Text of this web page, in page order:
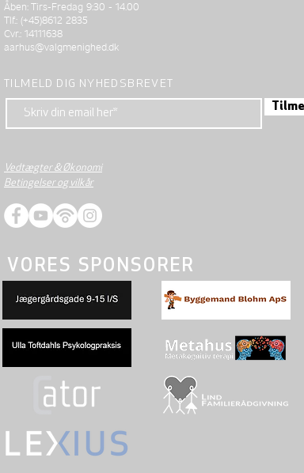
Åben: Tirs-Fredag 9:30 - 14.00
Tlf.: (+45)8612 2835
Cvr.: 14111638
aarhus@valgmenighed.dk
TILMELD DIG NYHEDSBREVET
Vedtægter & Økonomi
Betingelser og vilkår
VORES SPONSORER